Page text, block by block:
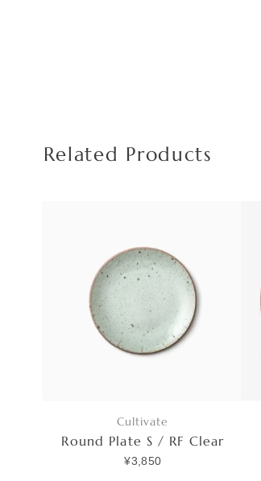
Related Products
Cultivate
Round Plate S / RF Clear
¥3,850